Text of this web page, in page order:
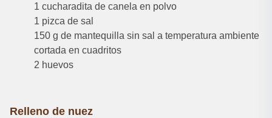
1 cucharadita de canela en polvo
1 pizca de sal
150 g de mantequilla sin sal a temperatura ambiente
cortada en cuadritos
2 huevos
Relleno de nuez